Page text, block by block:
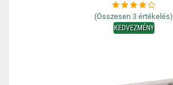
(Összesen 3 értékelés)
KEDVEZMÉNY